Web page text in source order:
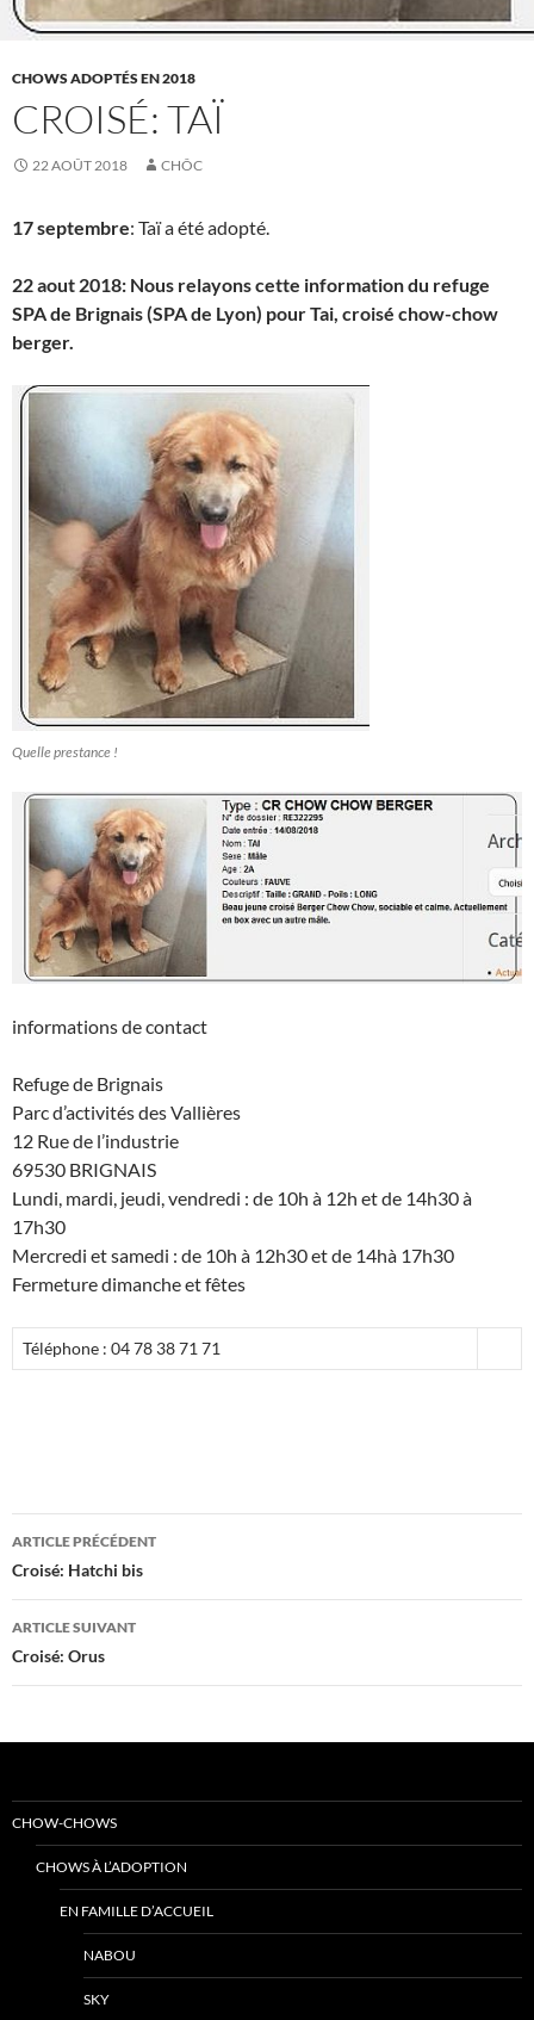
CHOWS ADOPTÉS EN 2018
CROISÉ: TAÏ
22 AOÛT 2018 CHÔC
17 septembre: Taï a été adopté.
22 aout 2018: Nous relayons cette information du refuge
SPA de Brignais (SPA de Lyon) pour Tai, croisé chow-chow
berger.
Quelle prestance !
informations de contact
Refuge de Brignais
Parc d’activités des Vallières
12 Rue de l’industrie
69530 BRIGNAIS
Lundi, mardi, jeudi, vendredi : de 10h à 12h et de 14h30 à
17h30
Mercredi et samedi : de 10h à 12h30 et de 14hà 17h30
Fermeture dimanche et fêtes
Téléphone : 04 78 38 71 71
Navigation
des
articles
ARTICLE PRÉCÉDENT
Croisé: Hatchi bis
ARTICLE SUIVANT
Croisé: Orus
CHOW-CHOWS
CHOWS À L’ADOPTION
EN FAMILLE D’ACCUEIL
NABOU
SKY